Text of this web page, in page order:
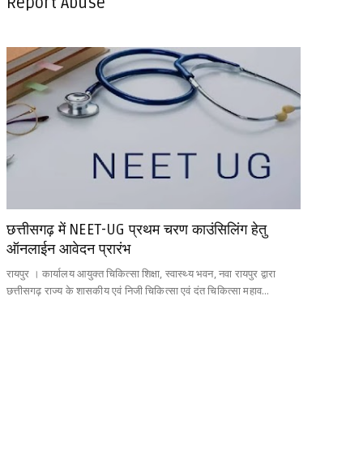
छत्तीसगढ़ में NEET-UG प्रथम चरण काउंसिलिंग हेतु
ऑनलाईन आवेदन प्रारंभ
रायपुर । कार्यालय आयुक्त चिकित्सा शिक्षा, स्वास्थ्य भवन, नवा रायपुर द्वारा
छत्तीसगढ़ राज्य के शासकीय एवं निजी चिकित्सा एवं दंत चिकित्सा महाव...